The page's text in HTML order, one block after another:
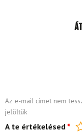
Az e-mail címet nem
jelöltük
A te értékelésed *